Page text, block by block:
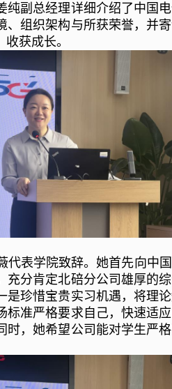
纯副总经理详细介绍了中国
、组织架构与所获荣誉，并
获成长。
代表学院致辞。她首先向中
充分肯定北碚分公司雄厚的
是珍惜宝贵实习机遇，将理
准严格要求自己，快速适
，她希望公司能对学生严